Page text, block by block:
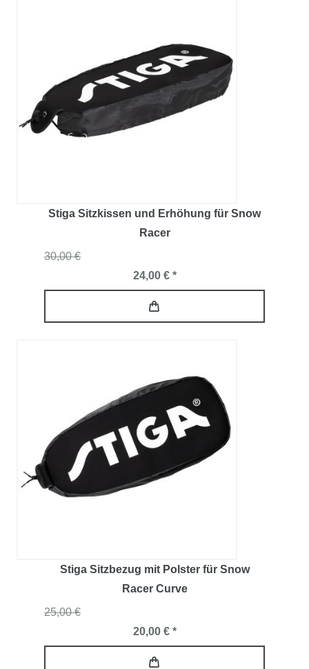
Stiga Sitzkissen und Erhöhung für Snow
Racer
30,00 €
24,00 € *
Stiga Sitzbezug mit Polster für Snow
Racer Curve
25,00 €
20,00 € *